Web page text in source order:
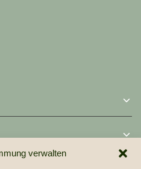
verwalten